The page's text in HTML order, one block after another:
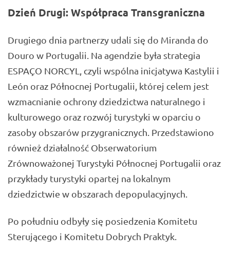
Dzień Drugi: Współpraca Transgraniczna
Drugiego dnia partnerzy udali się do Miranda do
Douro w Portugalii. Na agendzie była strategia
ESPAÇO NORCYL, czyli wspólna inicjatywa Kastylii i
León oraz Północnej Portugalii, której celem jest
wzmacnianie ochrony dziedzictwa naturalnego i
kulturowego oraz rozwój turystyki w oparciu o
zasoby obszarów przygranicznych. Przedstawiono
również działalność Obserwatorium
Zrównoważonej Turystyki Północnej Portugalii oraz
przykłady turystyki opartej na lokalnym
dziedzictwie w obszarach depopulacyjnych.
Po południu odbyły się posiedzenia Komitetu
Sterującego i Komitetu Dobrych Praktyk.